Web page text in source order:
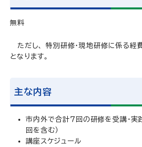
無料
ただし、 特別研修・現地研修に係る経
となります。
主な内容
市内外で合計７回の研修を受講・実践
回を含む）
講座スケジュール